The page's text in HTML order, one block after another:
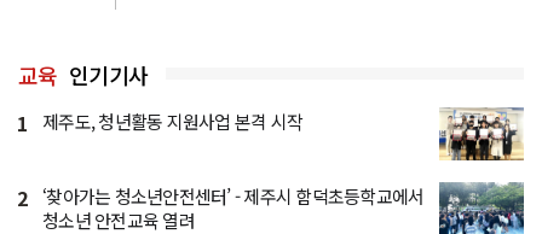
교육 인기기사
1 제주도, 청년활동 지원사업 본격 시작
2
‘찾아가는 청소년안전센터’ - 제주시 함덕초등학교에서
청소년 안전교육 열려